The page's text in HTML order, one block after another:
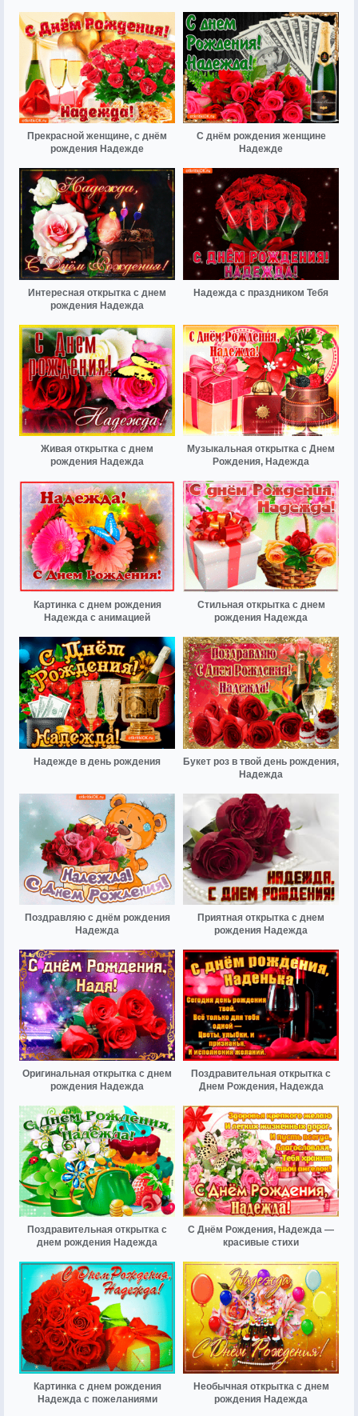
Прекрасной женщине, с днём
рождения Надежде
С днём рождения женщине
Надежде
Интересная открытка с днем
рождения Надежда
Надежда с праздником Тебя
Живая открытка с днем
рождения Надежда
Музыкальная открытка с Днем
Рождения, Надежда
Картинка с днем рождения
Надежда с анимацией
Стильная открытка с днем
рождения Надежда
Надежде в день рождения
Букет роз в твой день рождения,
Надежда
Поздравляю с днём рождения
Надежда
Приятная открытка с днем
рождения Надежда
Оригинальная открытка с днем
рождения Надежда
Поздравительная открытка с
Днем Рождения, Надежда
Поздравительная открытка с
днем рождения Надежда
С Днём Рождения, Надежда —
красивые стихи
Картинка с днем рождения
Надежда с пожеланиями
Необычная открытка с днем
рождения Надежда